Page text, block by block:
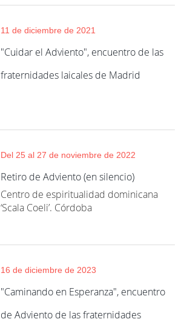
11 de diciembre de 2021
"Cuidar el Adviento", encuentro de las
fraternidades laicales de Madrid
Del 25 al 27 de noviembre de 2022
Retiro de Adviento (en silencio)
Centro de espiritualidad dominicana
‘Scala Coeli’. Córdoba
16 de diciembre de 2023
"Caminando en Esperanza", encuentro
de Adviento de las fraternidades